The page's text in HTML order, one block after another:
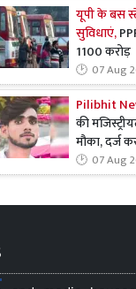
यूपी के बस
सुविधाएं,
1100 करोड़
07 Aug
Pilibhit
की
मौका, दर्ज
07 Aug